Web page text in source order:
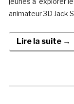
animateur 3D Jack
Lire la suite →